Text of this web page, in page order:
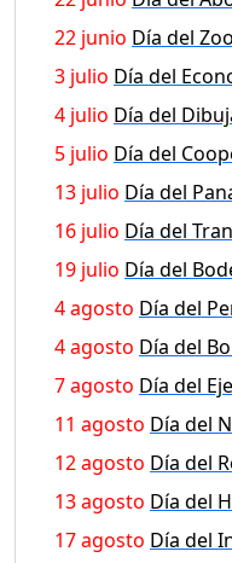
22 junio Día del
3 julio Día del
4 julio Día del
5 julio Día del
13 julio Día del
16 julio Día del
19 julio Día del
4 agosto Día del
4 agosto Día del
7 agosto Día del
11 agosto Día del
12 agosto Día del
13 agosto Día del
17 agosto Día del